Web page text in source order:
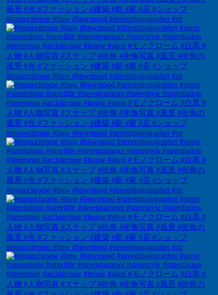
#monochrome #bnw #bnwmood #streetphotographer #str
#monochrome #bnw #bnwmood #streetphotographer #str
#monochrome #bnw #bnwmood #streetphotographer #str
#monochrome #bnw #bnwmood #streetphotographer #str
#monochrome #bnw #bnwmood #streetphotographer #str